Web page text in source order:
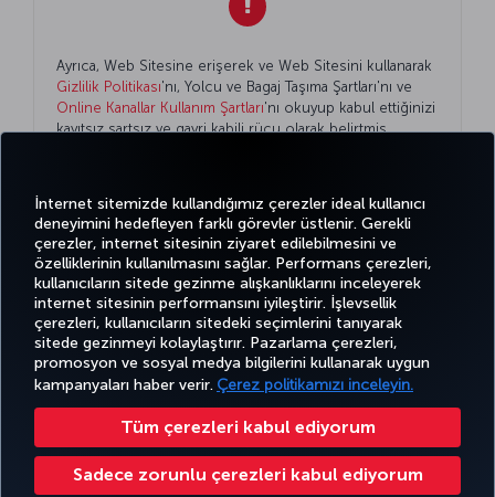
İnternet sitemizde kullandığımız çerezler ideal kullanıcı
deneyimini hedefleyen farklı görevler üstlenir. Gerekli
çerezler, internet sitesinin ziyaret edilebilmesini ve
özelliklerinin kullanılmasını sağlar. Performans çerezleri,
kullanıcıların sitede gezinme alışkanlıklarını inceleyerek
internet sitesinin performansını iyileştirir. İşlevsellik
çerezleri, kullanıcıların sitedeki seçimlerini tanıyarak
sitede gezinmeyi kolaylaştırır. Pazarlama çerezleri,
promosyon ve sosyal medya bilgilerini kullanarak uygun
kampanyaları haber verir. Çerez politikamızı inceleyin.
Tüm çerezleri kabul ediyorum
Sadece zorunlu çerezleri kabul ediyorum
Ayrıca, Web Sitesine erişerek ve Web Sitesini kullanarak
Gizlilik Politikası'nı, Yolcu ve Bagaj Taşıma Şartları'nı ve
Online Kanallar Kullanım Şartları'nı okuyup kabul ettiğinizi
kayıtsız şartsız ve gayri kabili rücu olarak belirtmiş
TwitterFacebook
Instagram
YoutubeLinkedIn
TiktokBlogPinterest
BİLET
AL VE
YÖNET
DENEYİM
FIRSATLAR
VE UÇUŞ
NOKTALARI
YARDIM
TURKISH
AIRLINES
HOLIDAYS
MILES&SMILES
Bilgi Toplumu Hizmetleri Erişilebilirlik Gizlilik ve Çerez Politikası Yasal Uyarı Yolcu Hakları
Çerez Ayarlarını Değiştir